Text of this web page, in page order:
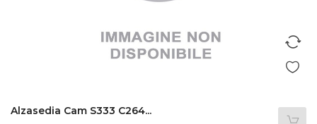
Alzasedia Cam S333 C264...